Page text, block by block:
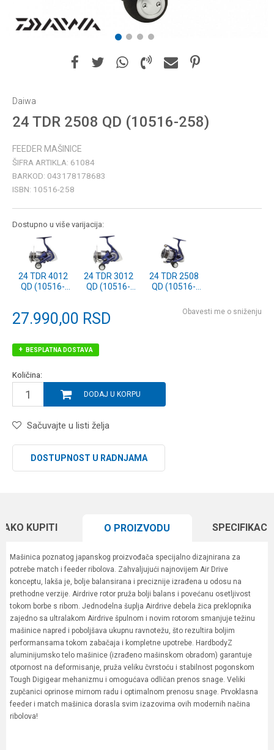
1 2 3 4
Daiwa
24 TDR 2508 QD (10516-258)
FEEDER MAŠINICE
ŠIFRA ARTIKLA: 61084
BARKOD: 043178178683
ISBN: 10516-258
Dostupno u više varijacija:
24 TDR 4012
QD (10516-
24 TDR 3012
QD (10516-
24 TDR 2508
QD (10516-
27.990,00 RSD Obavesti me o sniženju
BESPLATNA DOSTAVA
Količina:
DODAJ U KORPU
Sačuvajte u listi želja
DOSTUPNOST U RADNJAMA
KUPITI O PROIZVODU
Mašinica poznatog japanskog proizvođača specijalno dizajnirana za
potrebe match i feeder ribolova. Zahvaljujući najnovijem Air Drive
konceptu, lakša je, bolje balansirana i preciznije izrađena u odosu na
prethodne verzije. Airdrive rotor pruža bolji balans i povećanu osetljivost
tokom borbe s ribom. Jednodelna šuplja Airdrive debela žica preklopnika
zajedno sa ultralakom Airdrive špulnom i novim rotorom smanjuje težinu
mašinice napred i poboljšava ukupnu ravnotežu, što rezultira boljim
performansama tokom zabačaja i kompletne upotrebe. HardbodyZ
aluminijumsko telo mašinice (izrađeno mašinskom obradom) garantuje
otpornost na deformisanje, pruža veliku čvrstoću i stabilnost pogonskom
Tough Digigear mehanizmu i omogućava odličan prenos snage. Veliki
zupčanici oprinose mirnom radu i optimalnom prenosu snage. Prvoklasna
feeder i match mašinica dorasla svim izazovima ovih modernih načina
ribolova!